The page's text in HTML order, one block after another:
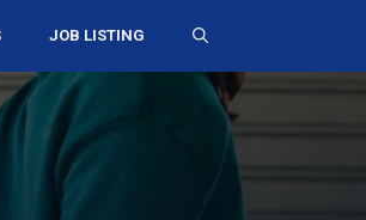
JOB LISTING